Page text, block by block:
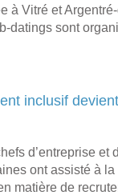
à Vitré et
datings sont
inclusif
d’entreprise et
ont assisté à
matière de